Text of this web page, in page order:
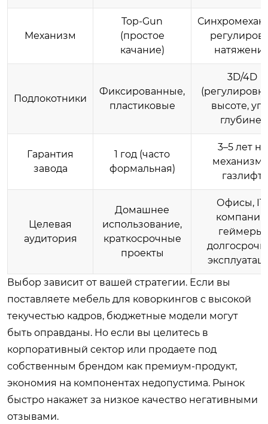
Механизм
Top-Gun
(простое
качание)
Подлокотники
Фиксированные,
пластиковые
3D/4D
высоте,
глубине)
Гарантия
завода
1 год (часто
формальная)
3–5 лет на
механизм
газлифт
Целевая
аудитория
Домашнее
использование,
краткосрочные
проекты
Офисы, IT-
компании,
геймеры,
Выбор зависит от вашей стратегии. Если вы
поставляете мебель для коворкингов с высокой
текучестью кадров, бюджетные модели могут
быть оправданы. Но если вы целитесь в
корпоративный сектор или продаете под
собственным брендом как премиум-продукт,
экономия на компонентах недопустима. Рынок
быстро накажет за низкое качество негативными
отзывами.